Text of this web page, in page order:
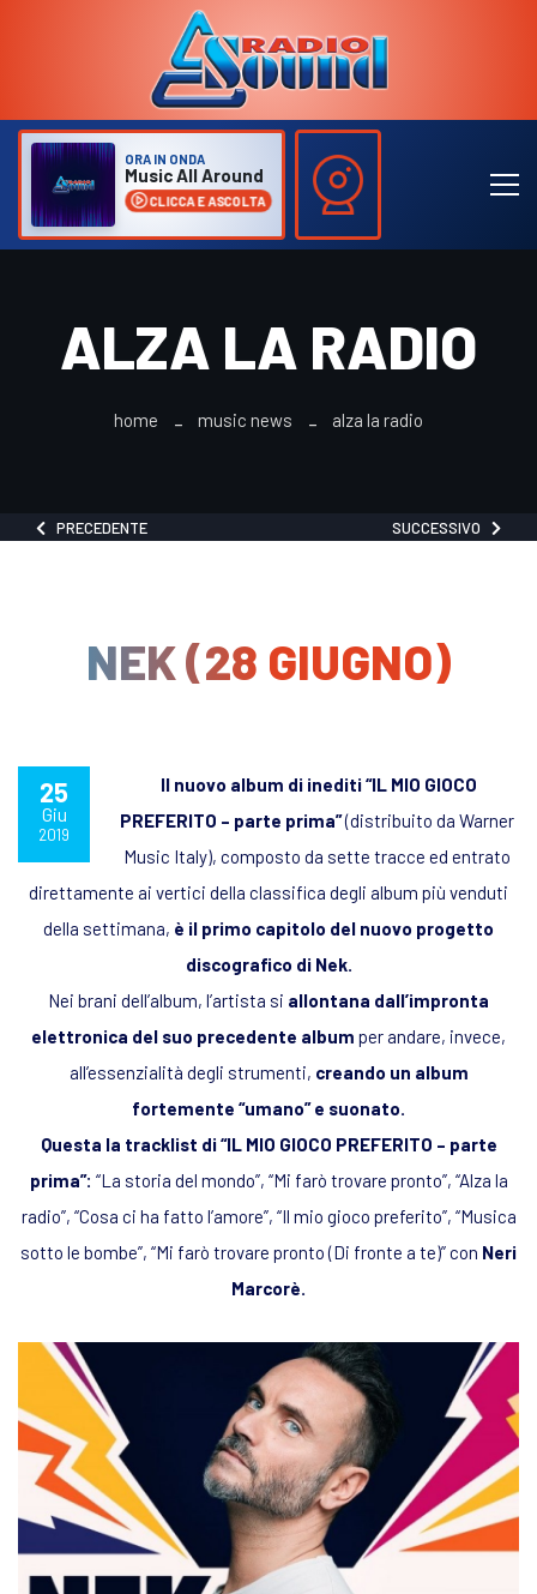
ORA IN ONDA
Music All Around
CLICCA E ASCOLTA
ALZA LA RADIO
home music news alza la radio
PRECEDENTE SUCCESSIVO
NEK (28 GIUGNO)
25
Giu
2019
Il nuovo album di inediti “IL MIO GIOCO
PREFERITO – parte prima”(distribuito da Warner
Music Italy), composto da sette tracce ed entrato
direttamente ai vertici della classifica degli album più venduti
della settimana, è il primo capitolo del nuovo progetto
discografico di Nek.
Nei brani dell’album, l’artista si allontana dall’impronta
elettronica del suo precedente album per andare, invece,
all’essenzialità degli strumenti, creando un album
fortemente “umano” e suonato.
Questa la tracklist di “IL MIO GIOCO PREFERITO – parte
prima”: “La storia del mondo”, “Mi farò trovare pronto”, “Alza la
radio”, “Cosa ci ha fatto l’amore”, “Il mio gioco preferito”, “Musica
sotto le bombe”, “Mi farò trovare pronto (Di fronte a te)”con Neri
Marcorè.